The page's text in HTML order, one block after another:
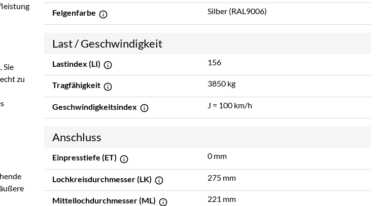
Sie
zu
Felgenfarbe Silber (RAL9006)
Last / Geschwindigkeit
Lastindex (LI) 156
Tragfähigkeit 3850 kg
Geschwindigkeitsindex J = 100 km/h
Anschluss
Einpresstiefe (ET) 0 mm
Lochkreisdurchmesser (LK) 275 mm
Mittellochdurchmesser (ML) 221 mm